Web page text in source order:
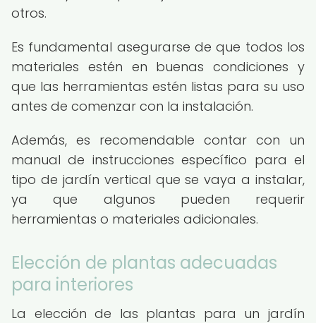
otros.
Es fundamental asegurarse de que todos los
materiales estén en buenas condiciones y
que las herramientas estén listas para su uso
antes de comenzar con la instalación.
Además, es recomendable contar con un
manual de instrucciones específico para el
tipo de jardín vertical que se vaya a instalar,
ya que algunos pueden requerir
herramientas o materiales adicionales.
Elección de plantas adecuadas
para interiores
La elección de las plantas para un jardín